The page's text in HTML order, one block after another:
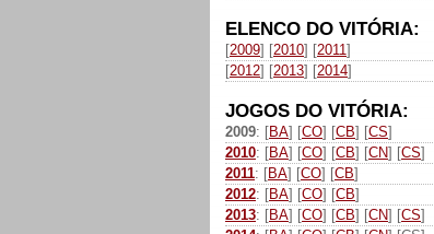
ELENCO DO VITÓRIA:
[2009] [2010] [2011]
[2012] [2013] [2014]
JOGOS DO VITÓRIA:
2009: [BA] [CO] [CB] [CS]
2010: [BA] [CO] [CB] [CN] [CS]
2011: [BA] [CO] [CB]
2012: [BA] [CO] [CB]
2013: [BA] [CO] [CB] [CN] [CS]